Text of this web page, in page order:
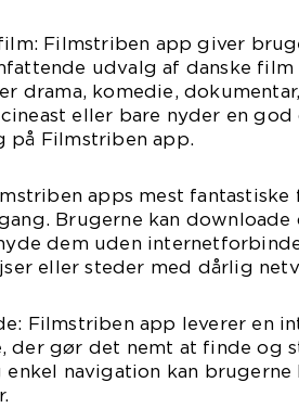
Filmstriben app giver
udvalg af danske film
drama, komedie,
eller bare nyder en god
på Filmstriben app.
apps mest
Brugerne kan downloade
dem uden
eller steder med dårlig
Filmstriben app leverer en
gør det nemt at finde og
navigation kan